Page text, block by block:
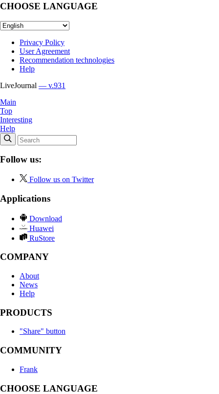
CHOOSE LANGUAGE
Privacy Policy
User Agreement
Recommendation technologies
Help
LiveJournal — v.931
Main
Top
Interesting
Help
Follow us:
Follow us on Twitter
Applications
Download
Huawei
RuStore
COMPANY
About
News
Help
PRODUCTS
"Share" button
COMMUNITY
Frank
CHOOSE LANGUAGE